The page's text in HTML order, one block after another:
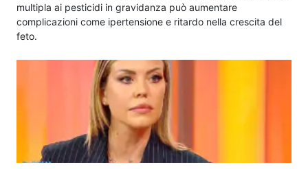
multipla ai pesticidi in gravidanza può aumentare
complicazioni come ipertensione e ritardo nella crescita del
feto.